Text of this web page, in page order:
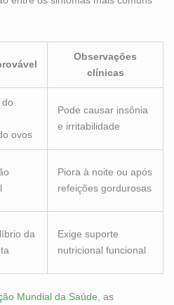
Observações
clínicas
ovos
Pode causar insônia
e irritabilidade
Piora à noite ou após
refeições gordurosas
da
Exige suporte
nutricional funcional
Mundial da Saúde, as